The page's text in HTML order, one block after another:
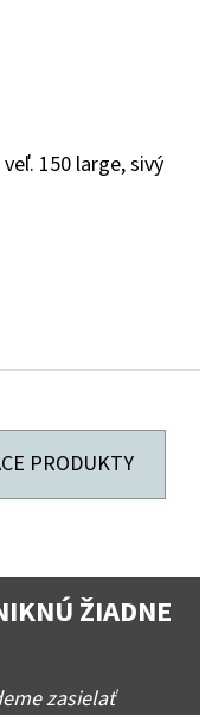
150 large, sivý
PRODUKTY
ŽIADNE
zasielať